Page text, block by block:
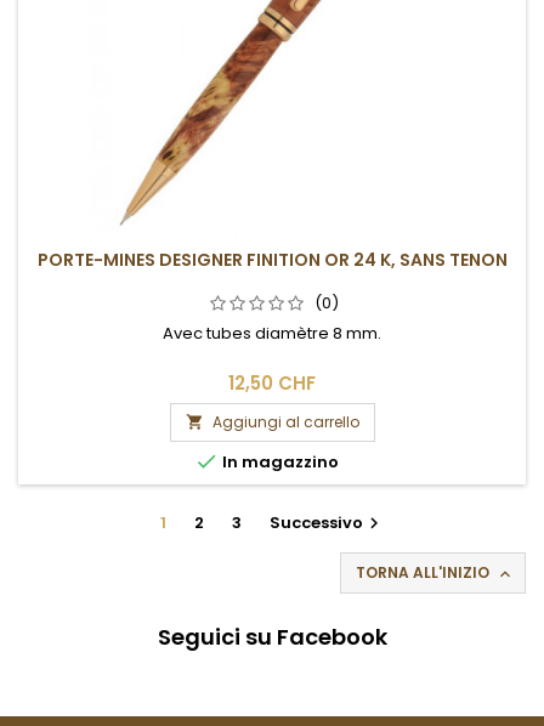
PORTE-MINES DESIGNER FINITION OR 24 K, SANS TENON
(0)
Avec tubes diamètre 8 mm.
12,50 CHF
 Aggiungi al carrello
 In magazzino
1 2 3 Successivo 
TORNA ALL'INIZIO 
Seguici su Facebook